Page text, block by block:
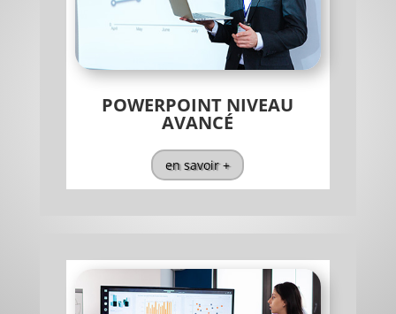
POWERPOINT NIVEAU
AVANCÉ
en savoir +